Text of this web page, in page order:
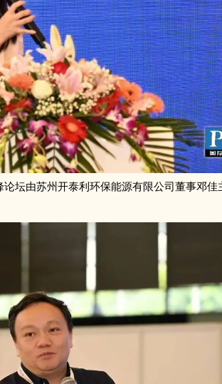
论坛由苏州开泰利环保能源有限公司董事邓佳